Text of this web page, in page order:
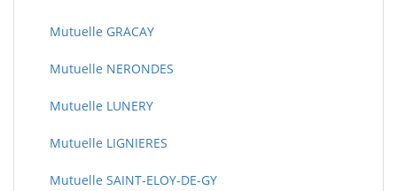
Mutuelle GRACAY
Mutuelle NERONDES
Mutuelle LUNERY
Mutuelle LIGNIERES
Mutuelle SAINT-ELOY-DE-GY